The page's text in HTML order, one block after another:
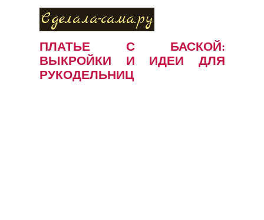
Сделала-сама.ру
ПЛАТЬЕ С БАСКОЙ:
ВЫКРОЙКИ И ИДЕИ ДЛЯ
РУКОДЕЛЬНИЦ